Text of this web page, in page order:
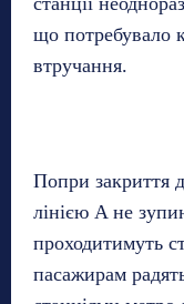
що потребувало
втручання.
Попри закриття
лінією A не
проходитимуть
пасажирам